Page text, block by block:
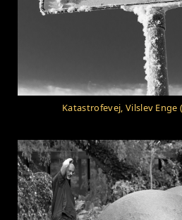
Katastrofevej, Vilslev Enge